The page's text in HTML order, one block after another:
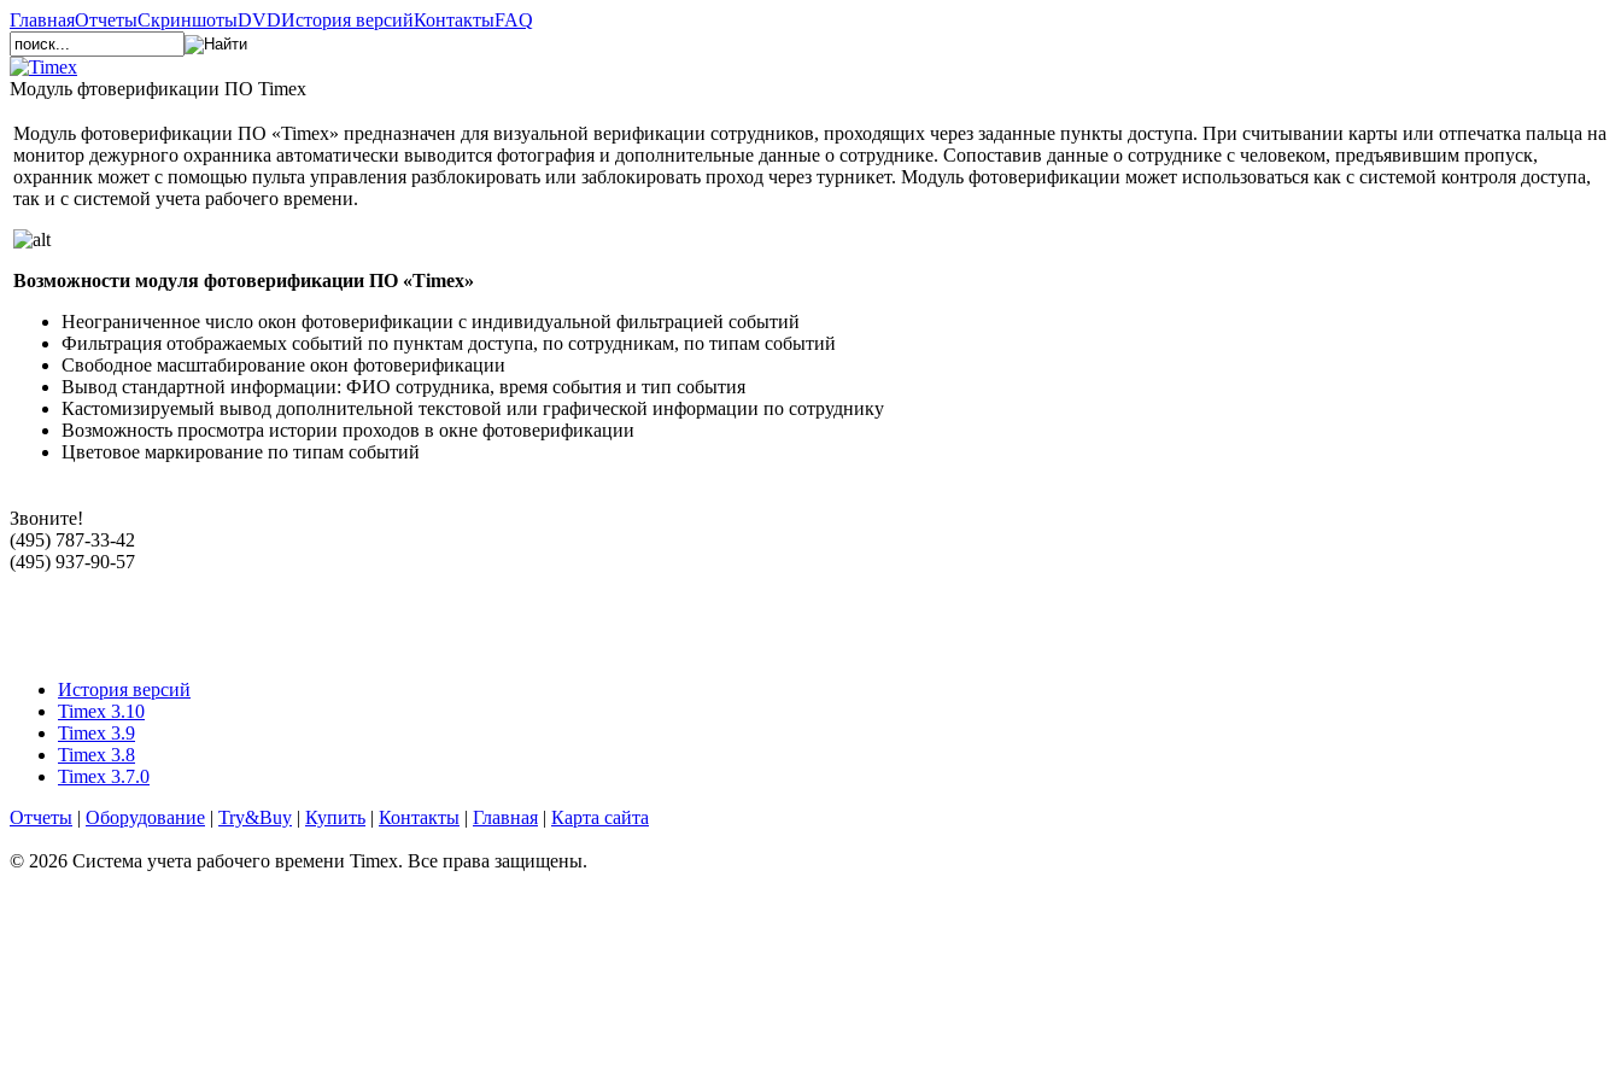
ГлавнаяОтчетыСкриншотыDVDИстория версийКонтактыFAQ
Модуль фтоверификации ПО Timex
Модуль фотоверификации ПО «Timex» предназначен для визуальной верификации сотрудников, проходящих через заданные пункты доступа. При считывании карты или отпечатка пальца на
монитор дежурного охранника автоматически выводится фотография и дополнительные данные о сотруднике. Сопоставив данные о сотруднике с человеком, предъявившим пропуск,
охранник может с помощью пульта управления разблокировать или заблокировать проход через турникет. Модуль фотоверификации может использоваться как с системой контроля доступа,
так и с системой учета рабочего времени.
Возможности модуля фотоверификации ПО «Timex»
Неограниченное число окон фотоверификации с индивидуальной фильтрацией событий
Фильтрация отображаемых событий по пунктам доступа, по сотрудникам, по типам событий
Свободное масштабирование окон фотоверификации
Вывод стандартной информации: ФИО сотрудника, время события и тип события
Кастомизируемый вывод дополнительной текстовой или графической информации по сотруднику
Возможность просмотра истории проходов в окне фотоверификации
Цветовое маркирование по типам событий
Звоните!
(495) 787-33-42
(495) 937-90-57
История версий
Timex 3.10
Timex 3.9
Timex 3.8
Timex 3.7.0
Отчеты | Оборудование | Try&Buy | Купить | Контакты | Главная | Карта сайта
© 2026 Система учета рабочего времени Timex. Все права защищены.